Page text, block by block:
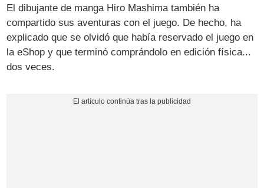
El dibujante de manga Hiro Mashima también ha
compartido sus aventuras con el juego. De hecho, ha
explicado que se olvidó que había reservado el juego en
la eShop y que terminó comprándolo en edición física...
dos veces.